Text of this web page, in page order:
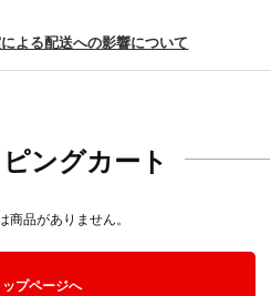
よる配送への影響について
ングカート
商品がありません。
ップページへ